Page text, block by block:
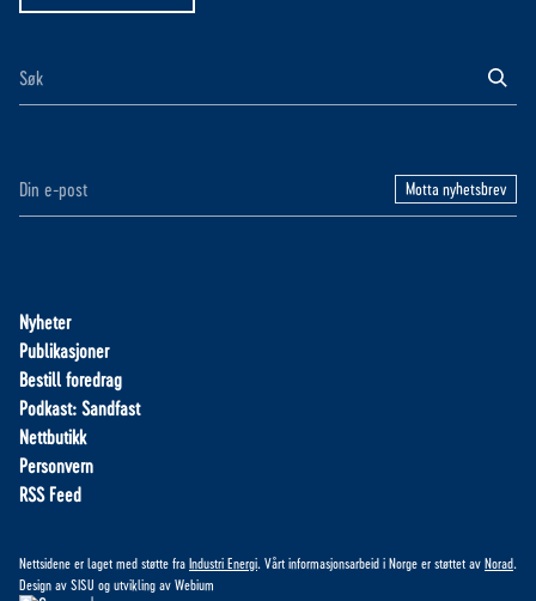
Motta nyhetsbrev
Nyheter
Publikasjoner
Bestill foredrag
Podkast: Sandfast
Nettbutikk
Personvern
RSS Feed
Nettsidene er laget med støtte fra Industri Energi . Vårt informasjonsarbeid i Norge er støttet av Norad
Design av SISU og utvikling av Webium